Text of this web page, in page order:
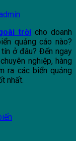
trời cho doanh
quảng cáo nào?
ở đâu? Đến ngay
nghiệp, hàng
ra các biển quảng
nhất.